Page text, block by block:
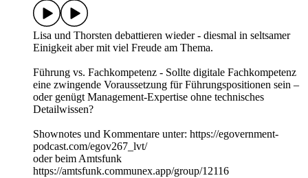
Lisa und Thorsten debattieren wieder - diesmal in seltsamer
Einigkeit aber mit viel Freude am Thema.
Führung vs. Fachkompetenz - Sollte digitale Fachkompetenz
eine zwingende Voraussetzung für Führungspositionen sein –
oder genügt Management-Expertise ohne technisches
Detailwissen?
Shownotes und Kommentare unter: https://egovernment-
podcast.com/egov267_lvt/
oder beim Amtsfunk
https://amtsfunk.communex.app/group/12116